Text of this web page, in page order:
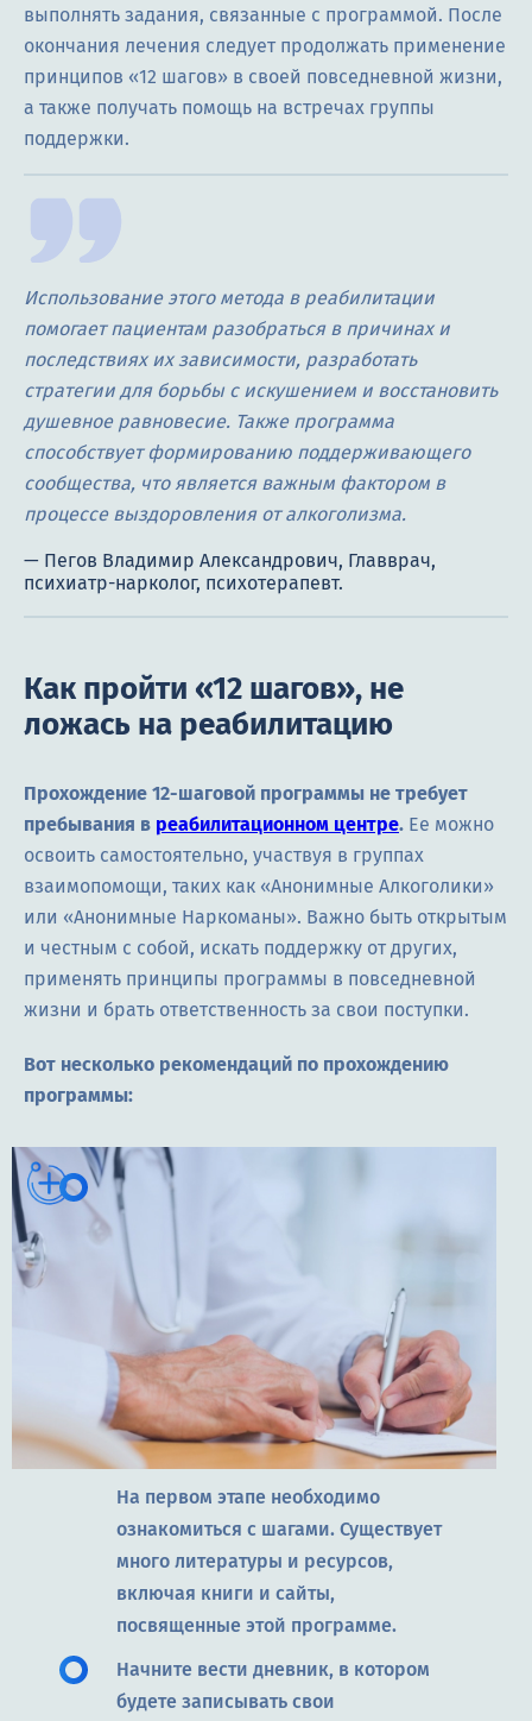
выполнять задания, связанные с программой. После
окончания лечения следует продолжать применение
принципов «12 шагов» в своей повседневной жизни,
а также получать помощь на встречах группы
поддержки.
Использование этого метода в реабилитации
помогает пациентам разобраться в причинах и
последствиях их зависимости, разработать
стратегии для борьбы с искушением и восстановить
душевное равновесие. Также программа
способствует формированию поддерживающего
сообщества, что является важным фактором в
процессе выздоровления от алкоголизма.
Как пройти «12 шагов», не
ложась на реабилитацию
Прохождение 12-шаговой программы не требует
пребывания в реабилитационном центре. Ее можно
освоить самостоятельно, участвуя в группах
взаимопомощи, таких как «Анонимные Алкоголики»
или «Анонимные Наркоманы». Важно быть открытым
и честным с собой, искать поддержку от других,
применять принципы программы в повседневной
жизни и брать ответственность за свои поступки.
Вот несколько рекомендаций по прохождению
программы:
На первом этапе необходимо
ознакомиться с шагами. Существует
много литературы и ресурсов,
включая книги и сайты,
посвященные этой программе.
Начните вести дневник, в котором
будете записывать свои